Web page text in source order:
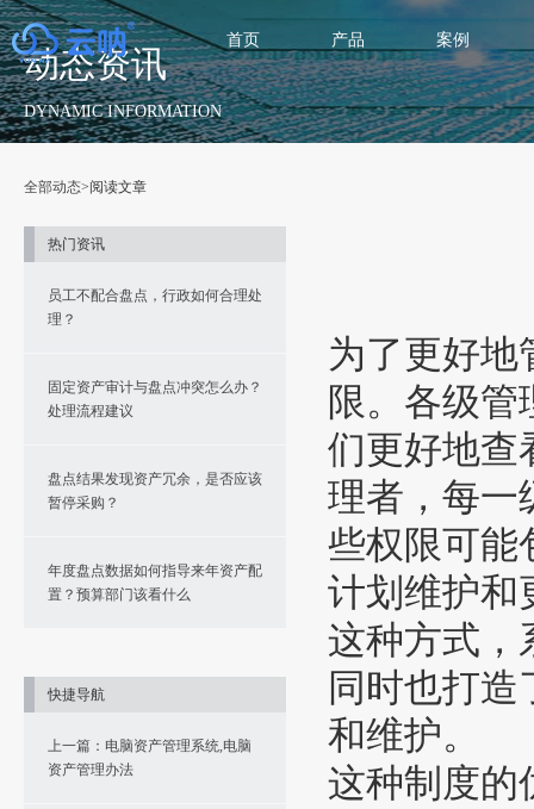
首页 产品 案例
动态资讯
DYNAMIC INFORMATION
全部动态>阅读文章
热门资讯
员工不配合盘点，行政如何合理处
理？
固定资产审计与盘点冲突怎么办？
处理流程建议
盘点结果发现资产冗余，是否应该
暂停采购？
年度盘点数据如何指导来年资产配
置？预算部门该看什么
快捷导航
上一篇：电脑资产管理系统,电脑
资产管理办法
为了更好地
限。各级
们更好地查
理者，每一
些权限可能
计划维护和
这种方式，
同时也打
和维护。
这种制度的